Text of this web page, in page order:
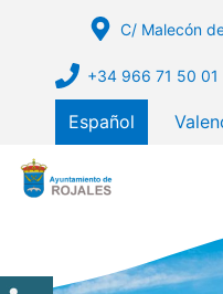
contenido
C/ Malecón
+34 966 71 50 01
Español